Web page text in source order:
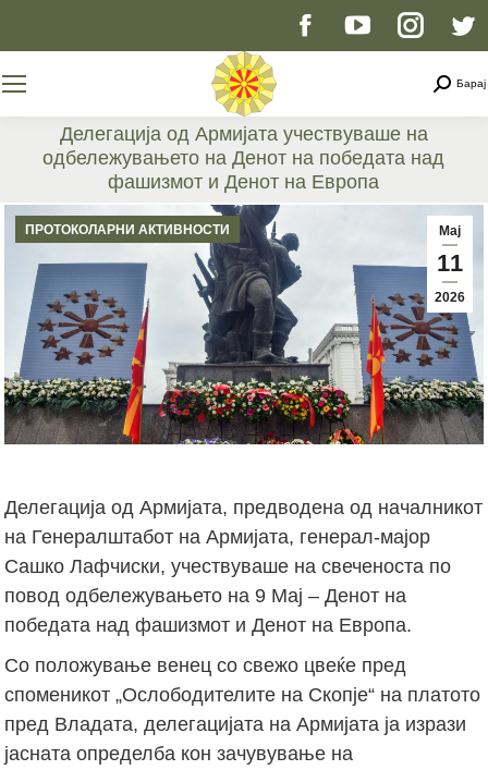
Facebook
opens
in
window
YouTube
opens
in
page
opens
new
window
Барај
Делегација од Армијата учествуваше на
одбележувањето на Денот на победата над
фашизмот и Денот на Европа
You are here:
Мај
11
2026
ПРОТОКОЛАРНИ АКТИВНОСТИ
Делегација од Армијата, предводена од началникот
на Генералштабот на Армијата, генерал-мајор
Сашко Лафчиски, учествуваше на свеченоста по
повод одбележувањето на 9 Мај – Денот на
победата над фашизмот и Денот на Европа.
Со положување венец со свежо цвеќе пред
споменикот „Ослободителите на Скопје“ на платото
пред Владата, делегацијата на Армијата ја изрази
јасната определба кон зачувување на